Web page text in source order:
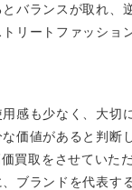
バランスが取れ、
トリートファッショ
感も少なく、大切
価値があると判断
買取をさせていた
ブランドを代表す